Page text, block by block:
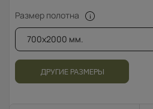
Размер полотна
700x2000 мм.
ДРУГИЕ РАЗМЕРЫ